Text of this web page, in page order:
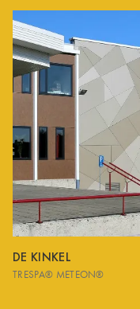
DE KINKEL
TRESPA® METEON®